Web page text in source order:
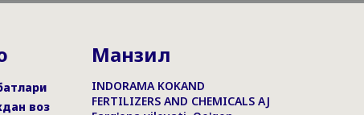
воз
Манзил
INDORAMA KOKAND
FERTILIZERS AND CHEMICALS AJ